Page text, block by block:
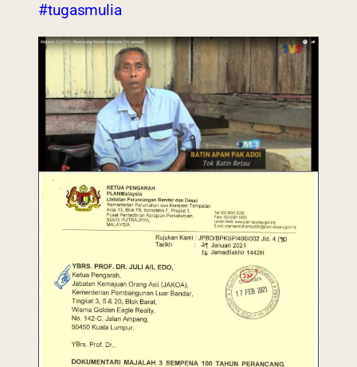
#tugasmulia